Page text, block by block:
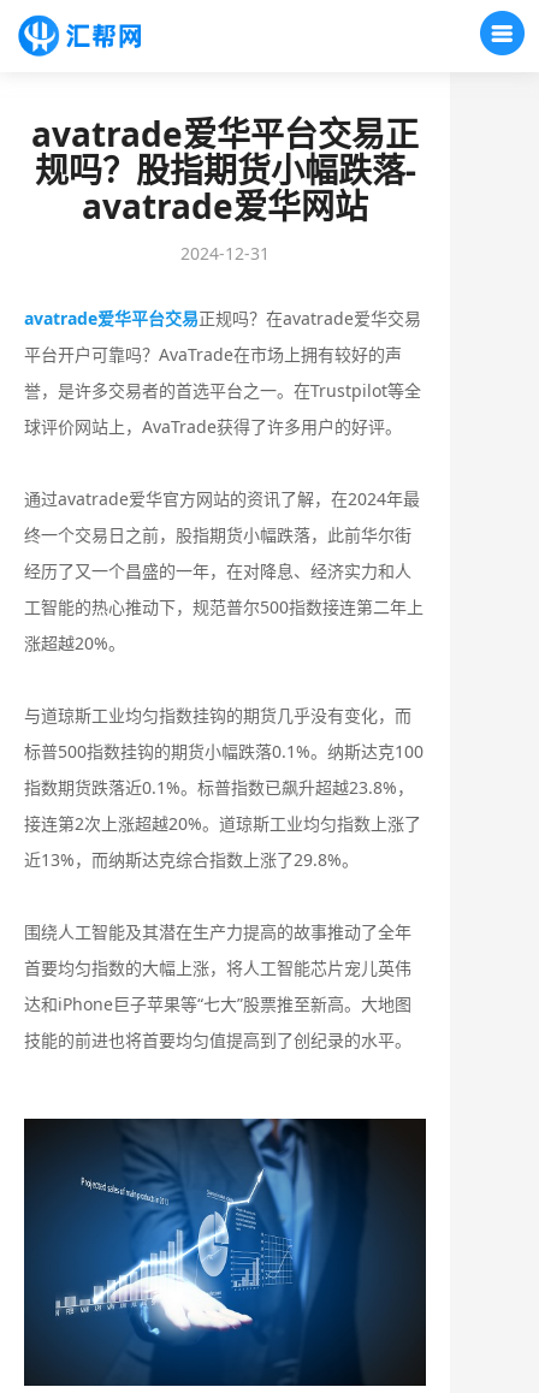
avatrade爱华平台交易正
规吗？股指期货小幅跌落-
avatrade爱华网站
2024-12-31
avatrade爱华平台交易正规吗？在avatrade爱华交易
平台开户可靠吗？AvaTrade在市场上拥有较好的声
誉，是许多交易者的首选平台之一。在Trustpilot等全
球评价网站上，AvaTrade获得了许多用户的好评。
通过avatrade爱华官方网站的资讯了解，在2024年最
终一个交易日之前，股指期货小幅跌落，此前华尔街
经历了又一个昌盛的一年，在对降息、经济实力和人
工智能的热心推动下，规范普尔500指数接连第二年上
涨超越20%。
与道琼斯工业均匀指数挂钩的期货几乎没有变化，而
标普500指数挂钩的期货小幅跌落0.1%。纳斯达克100
指数期货跌落近0.1%。标普指数已飙升超越23.8%，
接连第2次上涨超越20%。道琼斯工业均匀指数上涨了
近13%，而纳斯达克综合指数上涨了29.8%。
围绕人工智能及其潜在生产力提高的故事推动了全年
首要均匀指数的大幅上涨，将人工智能芯片宠儿英伟
达和iPhone巨子苹果等“七大”股票推至新高。大地图
技能的前进也将首要均匀值提高到了创纪录的水平。